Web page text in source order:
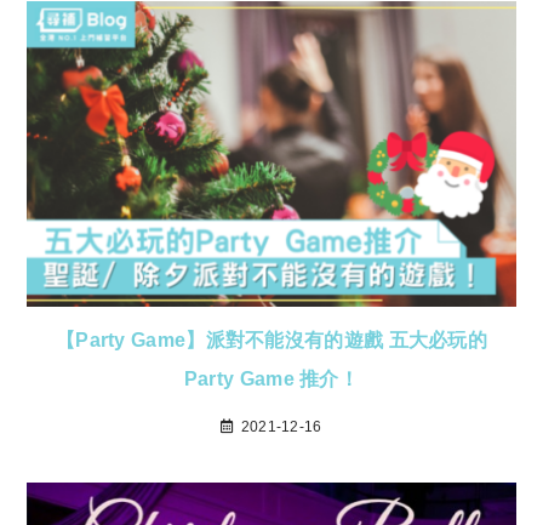
【Party Game】派對不能沒有的遊戲 五大必玩的
Party Game 推介！
2021-12-16